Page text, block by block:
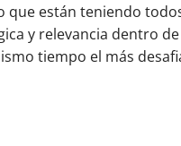
que están teniendo
y relevancia dentro
tiempo el más